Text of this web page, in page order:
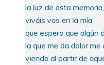
la luz de esta memoria,
viváis vos en la mía;
que espero que algún
la que me da dolor me
viendo al partir de